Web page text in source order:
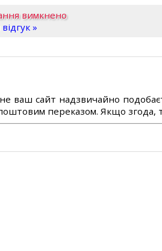
вимкнено
»
ваш сайт надзвичайно
переказом. Якщо згода,